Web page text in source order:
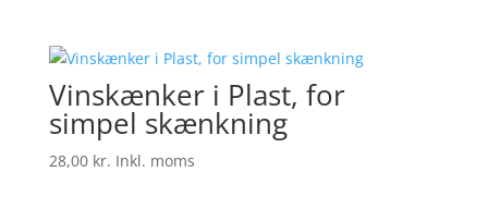
Vinskænker i Plast, for
simpel skænkning
28,00 kr. Inkl. moms